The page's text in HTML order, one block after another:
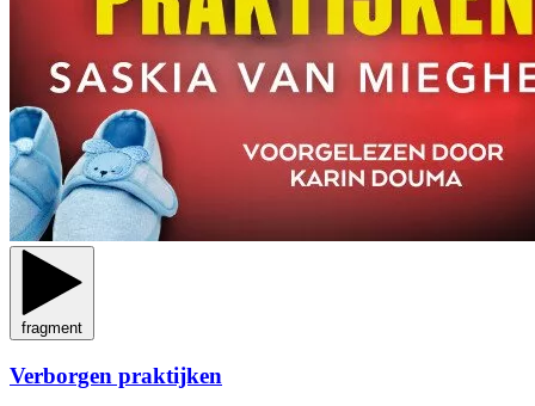
fragment
Verborgen praktijken